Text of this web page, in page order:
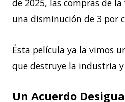
de 2025, las compras de
una disminución de 3 por
Ésta película ya la vimos
que destruye la industria y
Un Acuerdo